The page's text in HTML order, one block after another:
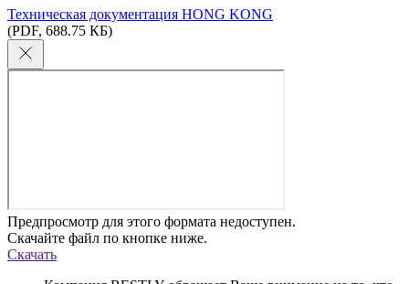
Техническая документация HONG KONG
(PDF, 688.75 КБ)
Предпросмотр для этого формата недоступен.
Скачайте файл по кнопке ниже.
Скачать